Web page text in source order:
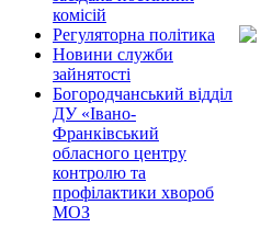
комісій
Регуляторна політика
Новини служби
зайнятості
Богородчанський відділ
ДУ «Івано-
Франківський
обласного центру
контролю та
профілактики хвороб
МОЗ